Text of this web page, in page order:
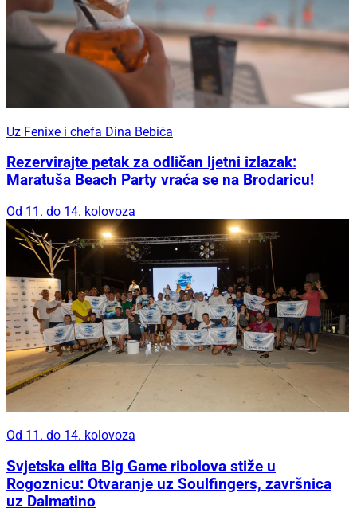
Uz Fenixe i chefa Dina Bebića
Rezervirajte petak za odličan ljetni izlazak:
Maratuša Beach Party vraća se na Brodaricu!
Od 11. do 14. kolovoza
Od 11. do 14. kolovoza
Svjetska elita Big Game ribolova stiže u
Rogoznicu: Otvaranje uz Soulfingers, završnica
uz Dalmatino